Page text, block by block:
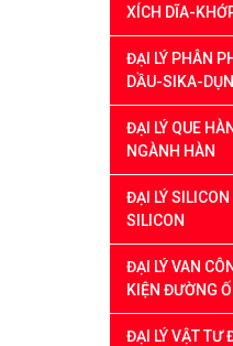
XÍCH DĨA-
ĐẠI LÝ PHÂN
DẦU-SIKA-
ĐẠI LÝ QUE
NGÀNH HÀN
ĐẠI LÝ
SILICON
ĐẠI LÝ VAN
KIỆN ĐƯỜNG
ĐẠI LÝ VẬT TƯ